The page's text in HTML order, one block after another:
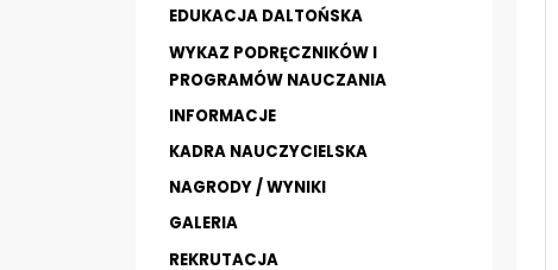
EDUKACJA DALTOŃSKA
WYKAZ PODRĘCZNIKÓW I
PROGRAMÓW NAUCZANIA
INFORMACJE
KADRA NAUCZYCIELSKA
NAGRODY / WYNIKI
GALERIA
REKRUTACJA